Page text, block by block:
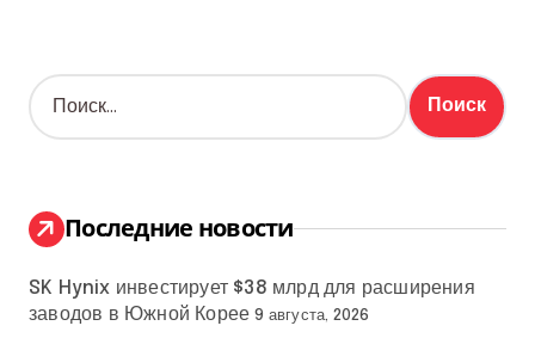
Н
а
:
Последние новости
SK Hynix инвестирует $38 млрд для расширения
заводов в Южной Корее 9 августа, 2026